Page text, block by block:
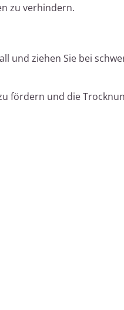
zu verhindern.
und ziehen Sie bei
fördern und die